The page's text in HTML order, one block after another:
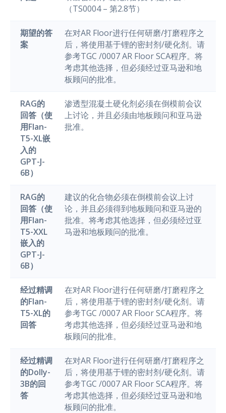
（TS0004 – 第2.8节）
期望的答
案
在对AR Floor进行任何研磨/打磨程序之
后，将使用基于锂的密封剂/硬化剂。请
参考TGC /0007 AR Floor SCA程序。将
考虑其他选择，但必须经过亚马逊和地
板顾问的批准。
RAG的
回答（使
用Flan-
T5-XL嵌
入的
GPT-J-
6B）
渗透型混凝土硬化剂必须在倒模前会议
上讨论，并且必须由地板顾问和亚马逊
批准。
RAG的
回答（使
用Flan-
T5-XXL
嵌入的
GPT-J-
6B）
建议的化合物必须在倒模前会议上讨
论，并且必须得到地板顾问和亚马逊的
批准。将考虑其他选择，但必须经过亚
马逊和地板顾问的批准。
经过精调
的Flan-
T5-XL的
回答
在对AR Floor进行任何研磨/打磨程序之
后，将使用基于锂的密封剂/硬化剂。请
参考TGC /0007 AR Floor SCA程序。将
考虑其他选择，但必须经过亚马逊和地
板顾问的批准。
经过精调
的Dolly-
3B的回
答
在对AR Floor进行任何研磨/打磨程序之
后，将使用基于锂的密封剂/硬化剂。请
参考TGC /0007 AR Floor SCA程序。将
考虑其他选择，但必须经过亚马逊和地
板顾问的批准。